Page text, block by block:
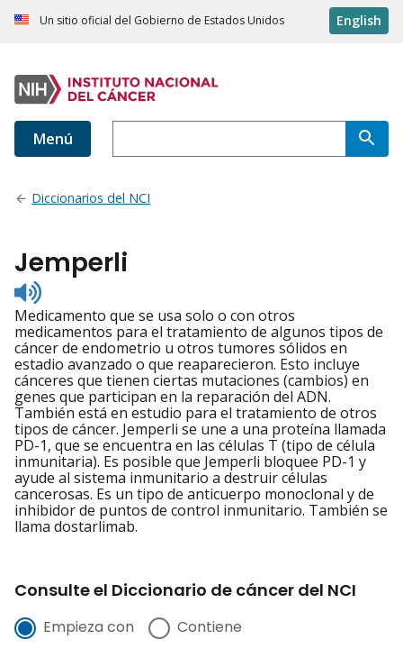
Un sitio oficial del Gobierno de Estados Unidos English
Menú
Diccionarios del NCI
Jemperli
Listen
to
pronunciation
Medicamento que se usa solo o con otros
medicamentos para el tratamiento de algunos tipos de
cáncer de endometrio u otros tumores sólidos en
estadio avanzado o que reaparecieron. Esto incluye
cánceres que tienen ciertas mutaciones (cambios) en
genes que participan en la reparación del ADN.
También está en estudio para el tratamiento de otros
tipos de cáncer. Jemperli se une a una proteína llamada
PD-1, que se encuentra en las células T (tipo de célula
inmunitaria). Es posible que Jemperli bloquee PD-1 y
ayude al sistema inmunitario a destruir células
cancerosas. Es un tipo de anticuerpo monoclonal y de
inhibidor de puntos de control inmunitario. También se
llama dostarlimab.
Consulte el Diccionario de cáncer del NCI
Empieza con Contiene